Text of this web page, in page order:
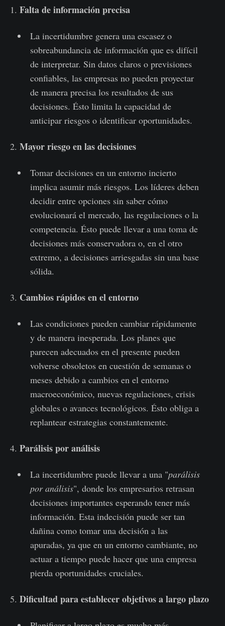
1. Falta de información precisa
La incertidumbre genera una escasez o
sobreabundancia de información que es difícil
de interpretar. Sin datos claros o previsiones
confiables, las empresas no pueden proyectar
de manera precisa los resultados de sus
decisiones. Ésto limita la capacidad de
anticipar riesgos o identificar oportunidades.
2. Mayor riesgo en las decisiones
Tomar decisiones en un entorno incierto
implica asumir más riesgos. Los líderes deben
decidir entre opciones sin saber cómo
evolucionará el mercado, las regulaciones o la
competencia. Ésto puede llevar a una toma de
decisiones más conservadora o, en el otro
extremo, a decisiones arriesgadas sin una base
sólida.
3. Cambios rápidos en el entorno
Las condiciones pueden cambiar rápidamente
y de manera inesperada. Los planes que
parecen adecuados en el presente pueden
volverse obsoletos en cuestión de semanas o
meses debido a cambios en el entorno
macroeconómico, nuevas regulaciones, crisis
globales o avances tecnológicos. Ésto obliga a
replantear estrategias constantemente.
4. Parálisis por análisis
La incertidumbre puede llevar a una "parálisis
por análisis", donde los empresarios retrasan
decisiones importantes esperando tener más
información. Esta indecisión puede ser tan
dañina como tomar una decisión a las
apuradas, ya que en un entorno cambiante, no
actuar a tiempo puede hacer que una empresa
pierda oportunidades cruciales.
5. Dificultad para establecer objetivos a largo plazo